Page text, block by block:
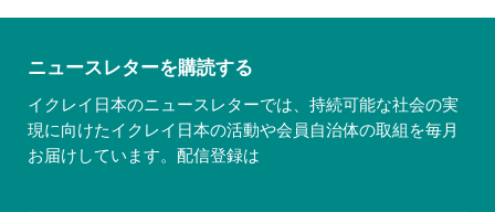
ニュースレターを購読する
イクレイ日本のニュースレターでは、持続可能な社会の実
現に向けたイクレイ日本の活動や会員自治体の取組を毎月
お届けしています。配信登録は